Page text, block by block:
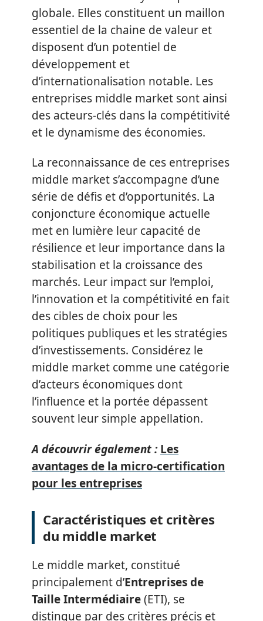
globale. Elles constituent un maillon
essentiel de la chaine de valeur et
disposent d’un potentiel de
développement et
d’internationalisation notable. Les
entreprises middle market sont ainsi
des acteurs-clés dans la compétitivité
et le dynamisme des économies.
La reconnaissance de ces entreprises
middle market s’accompagne d’une
série de défis et d’opportunités. La
conjoncture économique actuelle
met en lumière leur capacité de
résilience et leur importance dans la
stabilisation et la croissance des
marchés. Leur impact sur l’emploi,
l’innovation et la compétitivité en fait
des cibles de choix pour les
politiques publiques et les stratégies
d’investissements. Considérez le
middle market comme une catégorie
d’acteurs économiques dont
l’influence et la portée dépassent
souvent leur simple appellation.
A découvrir également : Les
avantages de la micro-certification
pour les entreprises
Caractéristiques et critères
du middle market
Le middle market, constitué
principalement d’Entreprises de
Taille Intermédiaire(ETI), se
distingue par des critères précis et